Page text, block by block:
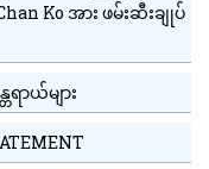
Ko အား ဖမ်းဆီးချုပ်
ာယ်များ